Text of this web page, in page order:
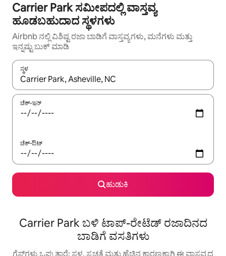
Carrier Park ಸಮೀಪದಲ್ಲಿ ವಾಸ್ತವ್ಯ
ಹೂಡಬಹುದಾದ ಸ್ಥಳಗಳು
Airbnb ನಲ್ಲಿ ವಿಶಿಷ್ಟ ರಜಾ ಬಾಡಿಗೆ ವಾಸ್ತವ್ಯಗಳು, ಮನೆಗಳು ಮತ್ತು
ಇನ್ನಷ್ಟು ಬುಕ್ ಮಾಡಿ
ಸ್ಥಳ
ಫಲಿತಾಂಶಗಳು ಲಭ್ಯವಿರುವಾಗ, ಅಪ್ ಮತ್ತು ಡೌನ್ ಬಾಣದ ಕೀಲಿಗಳೊಂದಿಗೆ
ಚೆಕ್-ಇನ್
ಚೆಕ್-ಔಟ್
ಹುಡುಕಿ
Carrier Park ಬಳಿ ಟಾಪ್-ರೇಟೆಡ್ ರಜಾದಿನದ
ಬಾಡಿಗೆ ವಸತಿಗಳು
ಗೆಸ್ಟ್‌ಗಳು ಒಪ್ಪುತ್ತಾರೆ: ಸ್ಥಳ, ಸ್ವಚ್ಛತೆ ಮತ್ತು ಹೆಚ್ಚಿನ ಕಾರಣಕ್ಕಾಗಿ ಈ ವಾಸ್ತವ್ಯದ